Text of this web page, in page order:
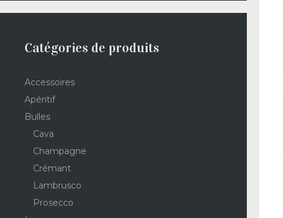
Catégories de produits
Accessoires
Apéritif
Bulles
Cava
Champagne
Crémant
Lambrusco
Prosecco